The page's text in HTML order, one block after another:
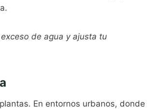
de agua y ajusta tu
En entornos urbanos, donde